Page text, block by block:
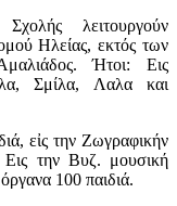
λειτουργούν
Ηλείας, εκτός των
Ήτοι: Εις
Σμίλα, Λαλα και
εἰς την Ζωγραφικήν
Εις την Βυζ. μουσική
100 παιδιά.